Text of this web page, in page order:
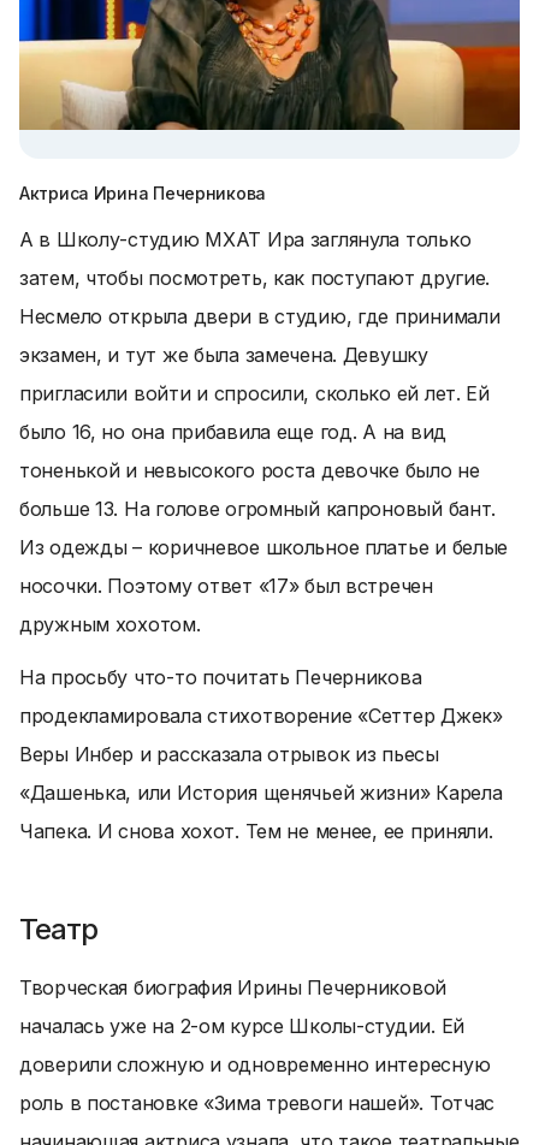
Актриса Ирина Печерникова
А в Школу-студию МХАТ Ира заглянула только
затем, чтобы посмотреть, как поступают другие.
Несмело открыла двери в студию, где принимали
экзамен, и тут же была замечена. Девушку
пригласили войти и спросили, сколько ей лет. Ей
было 16, но она прибавила еще год. А на вид
тоненькой и невысокого роста девочке было не
больше 13. На голове огромный капроновый бант.
Из одежды – коричневое школьное платье и белые
носочки. Поэтому ответ «17» был встречен
дружным хохотом.
На просьбу что-то почитать Печерникова
продекламировала стихотворение «Сеттер Джек»
Веры Инбер и рассказала отрывок из пьесы
«Дашенька, или История щенячьей жизни» Карела
Чапека. И снова хохот. Тем не менее, ее приняли.
Театр
Творческая биография Ирины Печерниковой
началась уже на 2-ом курсе Школы-студии. Ей
доверили сложную и одновременно интересную
роль в постановке «Зима тревоги нашей». Тотчас